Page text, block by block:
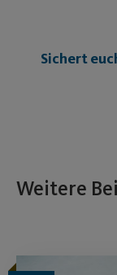
Sichert
Weitere